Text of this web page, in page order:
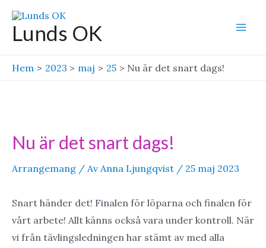
Hoppa
innehåll
Lunds OK
Hem 2023 maj 25 Nu är det snart dags!
Nu är det snart dags!
Arrangemang / Av Anna Ljungqvist / 25 maj 2023
Snart händer det! Finalen för löparna och finalen för
vårt arbete! Allt känns också vara under kontroll. När
vi från tävlingsledningen har stämt av med alla